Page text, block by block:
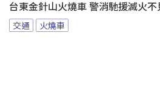
台東金針山火燒車 警消馳援滅火不
交通 火燒車